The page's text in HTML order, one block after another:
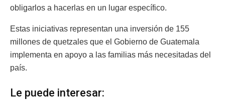
obligarlos a hacerlas en un lugar específico.
Estas iniciativas representan una inversión de 155
millones de quetzales que el Gobierno de Guatemala
implementa en apoyo a las familias más necesitadas del
país.
Le puede interesar: